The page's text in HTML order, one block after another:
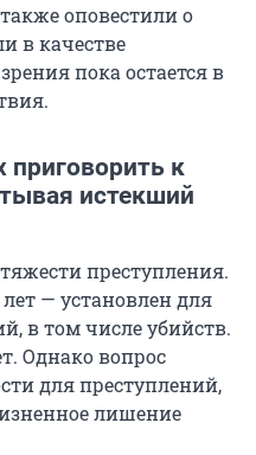
оповестили о
в качестве
пока остается в
к
истекший
преступления.
лет — установлен для
в том числе убийств.
Однако вопрос
для преступлений,
лишение